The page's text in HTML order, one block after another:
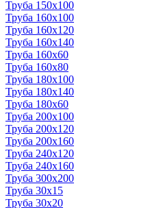
Труба 150x100
Труба 160x100
Труба 160x120
Труба 160x140
Труба 160x60
Труба 160x80
Труба 180x100
Труба 180x140
Труба 180x60
Труба 200x100
Труба 200x120
Труба 200x160
Труба 240x120
Труба 240x160
Труба 300x200
Труба 30x15
Труба 30x20